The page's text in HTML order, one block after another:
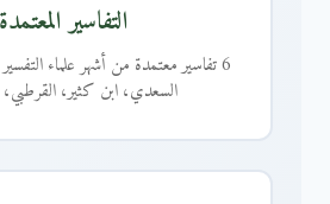
التفاسير المعتمدة
6 تفاسير معتمدة من أشهر علماء
السعدي، ابن كثير،